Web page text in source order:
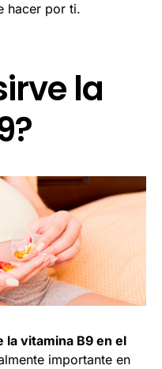
hacer por ti.
la
la vitamina B9 en el
importante en